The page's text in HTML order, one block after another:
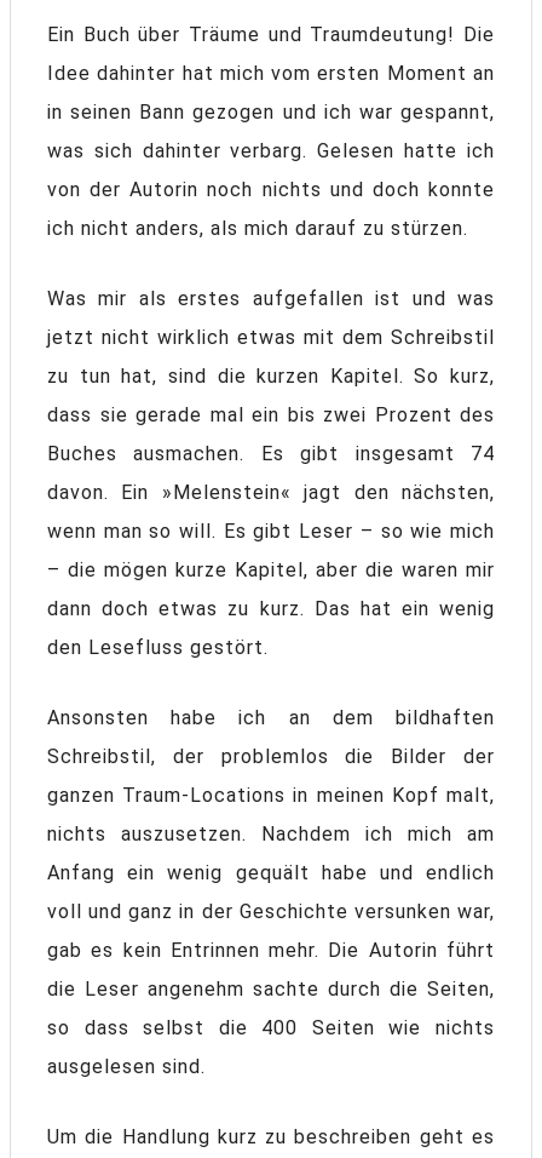
Ein Buch über Träume und Traumdeutung! Die
Idee dahinter hat mich vom ersten Moment an
in seinen Bann gezogen und ich war gespannt,
was sich dahinter verbarg. Gelesen hatte ich
von der Autorin noch nichts und doch konnte
ich nicht anders, als mich darauf zu stürzen.
Was mir als erstes aufgefallen ist und was
jetzt nicht wirklich etwas mit dem Schreibstil
zu tun hat, sind die kurzen Kapitel. So kurz,
dass sie gerade mal ein bis zwei Prozent des
Buches ausmachen. Es gibt insgesamt 74
davon. Ein »Melenstein« jagt den nächsten,
wenn man so will. Es gibt Leser – so wie mich
– die mögen kurze Kapitel, aber die waren mir
dann doch etwas zu kurz. Das hat ein wenig
den Lesefluss gestört.
Ansonsten habe ich an dem bildhaften
Schreibstil, der problemlos die Bilder der
ganzen Traum-Locations in meinen Kopf malt,
nichts auszusetzen. Nachdem ich mich am
Anfang ein wenig gequält habe und endlich
voll und ganz in der Geschichte versunken war,
gab es kein Entrinnen mehr. Die Autorin führt
die Leser angenehm sachte durch die Seiten,
so dass selbst die 400 Seiten wie nichts
ausgelesen sind.
Um die Handlung kurz zu beschreiben geht es